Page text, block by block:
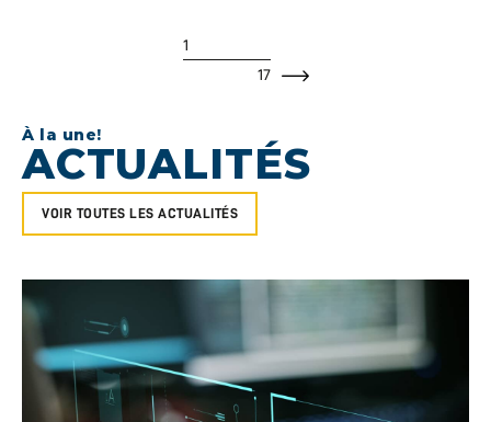
1
17
À la une!
ACTUALITÉS
VOIR TOUTES LES ACTUALITÉS